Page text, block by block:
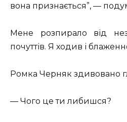
вона признається”, —
Мене розпирало від
почуттів. Я ходив і
Ромка Черняк здивовано
— Чого це ти либишся?